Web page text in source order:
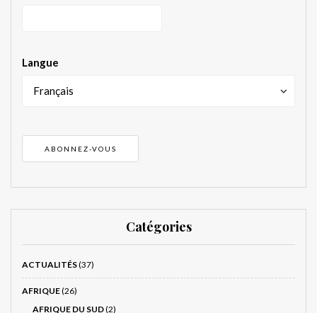
Langue
Français
Catégories
ACTUALITÉS(37)
AFRIQUE(26)
AFRIQUE DU SUD(2)